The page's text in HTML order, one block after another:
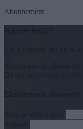
Abonnement